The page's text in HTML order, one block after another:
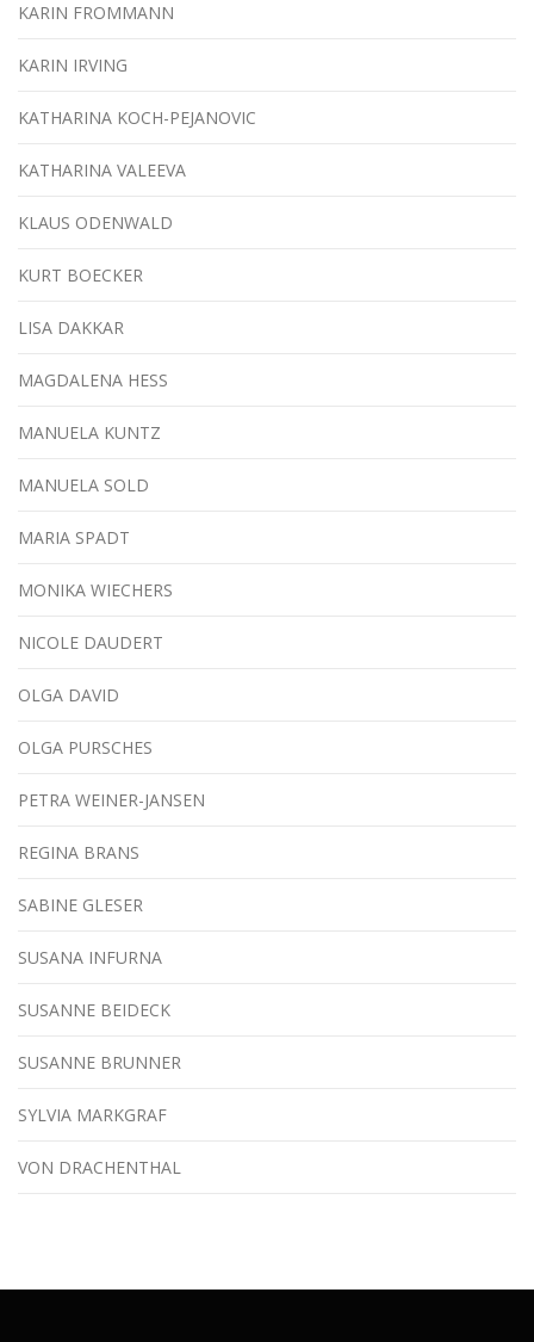
KARIN FROMMANN
KARIN IRVING
KATHARINA KOCH-PEJANOVIC
KATHARINA VALEEVA
KLAUS ODENWALD
KURT BOECKER
LISA DAKKAR
MAGDALENA HESS
MANUELA KUNTZ
MANUELA SOLD
MARIA SPADT
MONIKA WIECHERS
NICOLE DAUDERT
OLGA DAVID
OLGA PURSCHES
PETRA WEINER-JANSEN
REGINA BRANS
SABINE GLESER
SUSANA INFURNA
SUSANNE BEIDECK
SUSANNE BRUNNER
SYLVIA MARKGRAF
VON DRACHENTHAL